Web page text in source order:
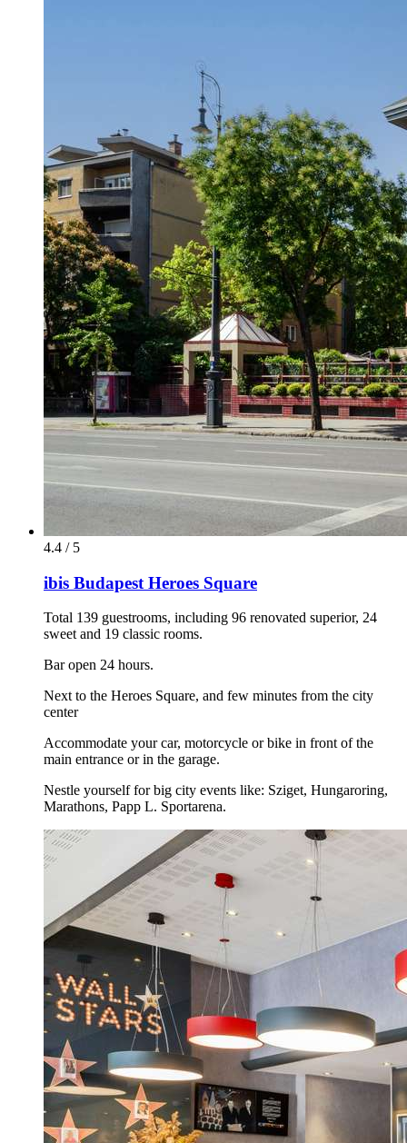
4.4 / 5
ibis Budapest Heroes Square
Total 139 guestrooms, including 96 renovated superior, 24
sweet and 19 classic rooms.
Bar open 24 hours.
Next to the Heroes Square, and few minutes from the city
center
Accommodate your car, motorcycle or bike in front of the
main entrance or in the garage.
Nestle yourself for big city events like: Sziget, Hungaroring,
Marathons, Papp L. Sportarena.